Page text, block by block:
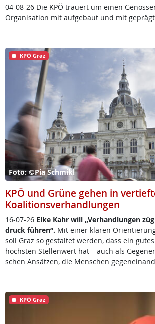
04-08-26 Die KPÖ trau­ert um ei­nen
Or­ga­ni­sa­ti­on mit auf­ge­baut und mit
KPÖ Graz
Foto: ©Pia Schmikl
KPÖ und Grüne gehen in
Koalitionsverhandlungen
16-07-26 El­ke Kahr will „Ver­hand­lun­gen
druck füh­r­en“. Mit ei­ner kla­ren
soll Graz so ge­stal­tet wer­den, dass ein
höchs­ten Stel­len­wert hat – auch als
schen An­sät­zen, die Men­schen
KPÖ Graz